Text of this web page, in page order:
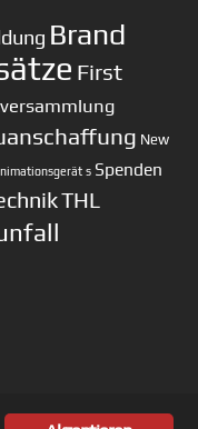
Brand
First
New
s Spenden
THL